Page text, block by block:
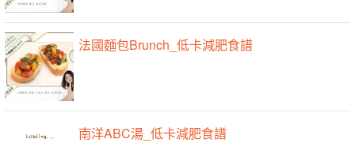
法國麵包Brunch_低卡減肥食譜
南洋ABC湯_低卡減肥食譜